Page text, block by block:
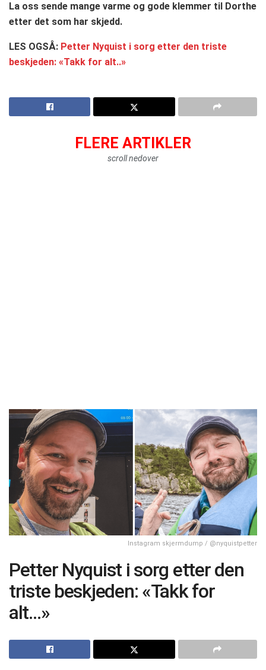
La oss sende mange varme og gode klemmer til Dorthe
etter det som har skjedd.
LES OGSÅ: Petter Nyquist i sorg etter den triste
beskjeden: «Takk for alt..»
FLERE ARTIKLER
scroll nedover
Instagram skjermdump / @nyquistpetter
Petter Nyquist i sorg etter den
triste beskjeden: «Takk for
alt…»